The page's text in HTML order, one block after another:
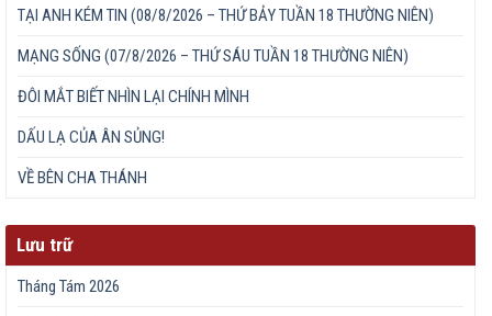
TẠI ANH KÉM TIN (08/8/2026 – THỨ BẢY TUẦN 18 THƯỜNG NIÊN)
MẠNG SỐNG (07/8/2026 – THỨ SÁU TUẦN 18 THƯỜNG NIÊN)
ĐÔI MẮT BIẾT NHÌN LẠI CHÍNH MÌNH
DẤU LẠ CỦA ÂN SỦNG!
VỀ BÊN CHA THÁNH
Lưu trữ
Tháng Tám 2026